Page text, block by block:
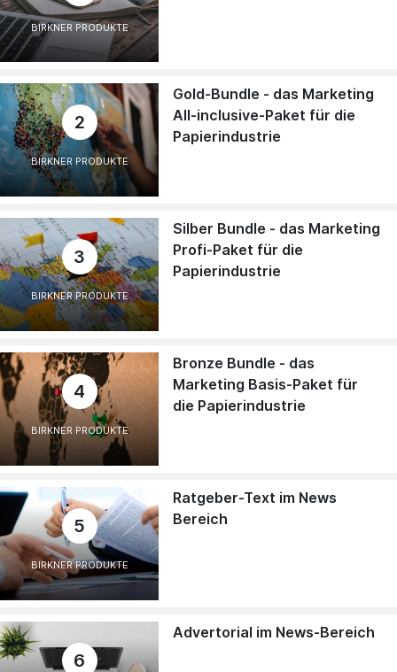
BIRKNER PRODUKTE
2
BIRKNER PRODUKTE
Gold-Bundle - das Marketing
All-inclusive-Paket für die
Papierindustrie
3
BIRKNER PRODUKTE
Silber Bundle - das Marketing
Profi-Paket für die
Papierindustrie
4
BIRKNER PRODUKTE
Bronze Bundle - das
Marketing Basis-Paket für
die Papierindustrie
5
BIRKNER PRODUKTE
Ratgeber-Text im News
Bereich
6
Advertorial im News-Bereich